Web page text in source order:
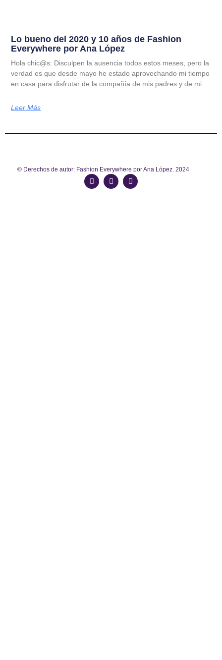
Lo bueno del 2020 y 10 años de Fashion
Everywhere por Ana López
Hola chic@s: Disculpen la ausencia todos estos meses, pero la
verdad es que desde mayo he estado aprovechando mi tiempo
en casa para disfrutar de la compañía de mis padres y de mi
Leer Más
© Derechos de autor: Fashion Everywhere por Ana López. 2024